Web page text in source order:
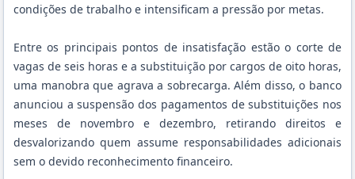
condições de trabalho e intensificam a pressão por metas.
Entre os principais pontos de insatisfação estão o corte de
vagas de seis horas e a substituição por cargos de oito horas,
uma manobra que agrava a sobrecarga. Além disso, o banco
anunciou a suspensão dos pagamentos de substituições nos
meses de novembro e dezembro, retirando direitos e
desvalorizando quem assume responsabilidades adicionais
sem o devido reconhecimento financeiro.